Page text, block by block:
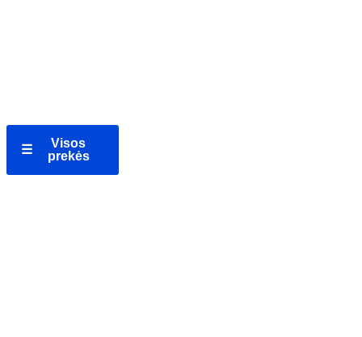
☰
Visos
prekės